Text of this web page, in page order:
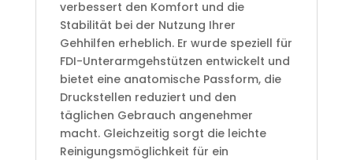
verbessert den Komfort und die
Stabilität bei der Nutzung Ihrer
Gehhilfen erheblich. Er wurde speziell für
FDI-Unterarmgehstützen entwickelt und
bietet eine anatomische Passform, die
Druckstellen reduziert und den
täglichen Gebrauch angenehmer
macht. Gleichzeitig sorgt die leichte
Reinigungsmöglichkeit für ein